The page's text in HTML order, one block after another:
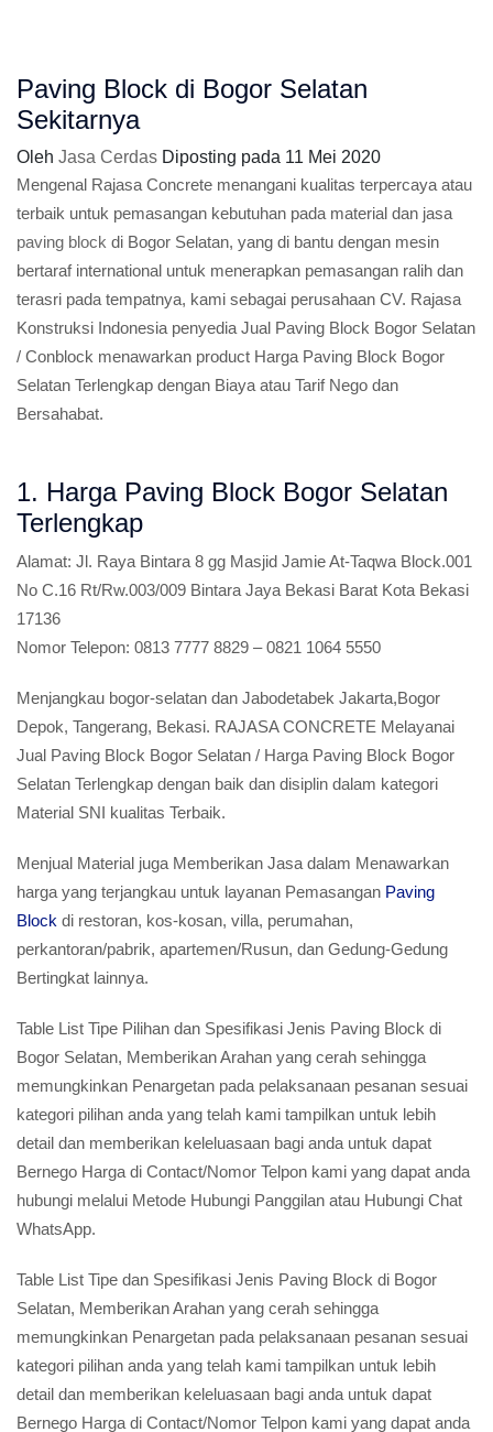
Paving Block di Bogor Selatan
Sekitarnya
Oleh Jasa Cerdas Diposting pada 11 Mei 2020
Mengenal Rajasa Concrete menangani kualitas terpercaya atau
terbaik untuk pemasangan kebutuhan pada material dan jasa
paving block di Bogor Selatan, yang di bantu dengan mesin
bertaraf international untuk menerapkan pemasangan ralih dan
terasri pada tempatnya, kami sebagai perusahaan CV. Rajasa
Konstruksi Indonesia penyedia Jual Paving Block Bogor Selatan
/ Conblock menawarkan product Harga Paving Block Bogor
Selatan Terlengkap dengan Biaya atau Tarif Nego dan
Bersahabat.
1. Harga Paving Block Bogor Selatan
Terlengkap
Alamat: Jl. Raya Bintara 8 gg Masjid Jamie At-Taqwa Block.001
No C.16 Rt/Rw.003/009 Bintara Jaya Bekasi Barat Kota Bekasi
17136
Nomor Telepon: 0813 7777 8829 – 0821 1064 5550
Menjangkau bogor-selatan dan Jabodetabek Jakarta,Bogor
Depok, Tangerang, Bekasi. RAJASA CONCRETE Melayanai
Jual Paving Block Bogor Selatan / Harga Paving Block Bogor
Selatan Terlengkap dengan baik dan disiplin dalam kategori
Material SNI kualitas Terbaik.
Menjual Material juga Memberikan Jasa dalam Menawarkan
harga yang terjangkau untuk layanan Pemasangan Paving
Block di restoran, kos-kosan, villa, perumahan,
perkantoran/pabrik, apartemen/Rusun, dan Gedung-Gedung
Bertingkat lainnya.
Table List Tipe Pilihan dan Spesifikasi Jenis Paving Block di
Bogor Selatan, Memberikan Arahan yang cerah sehingga
memungkinkan Penargetan pada pelaksanaan pesanan sesuai
kategori pilihan anda yang telah kami tampilkan untuk lebih
detail dan memberikan keleluasaan bagi anda untuk dapat
Bernego Harga di Contact/Nomor Telpon kami yang dapat anda
hubungi melalui Metode Hubungi Panggilan atau Hubungi Chat
WhatsApp.
Table List Tipe dan Spesifikasi Jenis Paving Block di Bogor
Selatan, Memberikan Arahan yang cerah sehingga
memungkinkan Penargetan pada pelaksanaan pesanan sesuai
kategori pilihan anda yang telah kami tampilkan untuk lebih
detail dan memberikan keleluasaan bagi anda untuk dapat
Bernego Harga di Contact/Nomor Telpon kami yang dapat anda